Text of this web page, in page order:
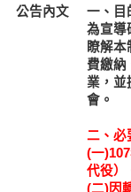
公告內文
一、目
為宣導
瞭解
費繳納
業，並
會。
二、必
(一
代役）
(二)因